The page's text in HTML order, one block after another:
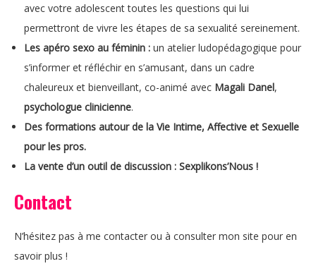
avec votre adolescent toutes les questions qui lui
permettront de vivre les étapes de sa sexualité sereinement.
Les apéro sexo au féminin : un atelier ludopédagogique pour
s’informer et réfléchir en s’amusant, dans un cadre
chaleureux et bienveillant, co-animé avec Magali Danel,
psychologue clinicienne.
Des formations autour de la Vie Intime, Affective et Sexuelle
pour les pros.
La vente d’un outil de discussion : Sexplikons’Nous !
Contact
N’hésitez pas à me contacter ou à consulter mon site pour en
savoir plus !